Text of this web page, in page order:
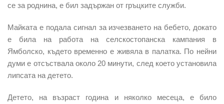
се за роднина, е бил задържан от гръцките служби.
Майката е подала сигнал за изчезването на бебето, докато
е била на работа на селскостопанска кампания в
Ямболско, където временно е живяла в палатка. По нейни
думи е отсъствала около 20 минути, след което установила
липсата на детето.
Детето, на възраст година и няколко месеца, ебило